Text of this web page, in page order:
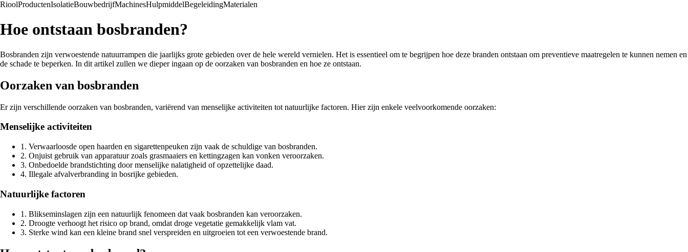
RioolProductenIsolatieBouwbedrijfMachinesHulpmiddelBegeleidingMaterialen
Hoe ontstaan bosbranden?
Bosbranden zijn verwoestende natuurrampen die jaarlijks grote gebieden over de hele wereld vernielen. Het is essentieel om te begrijpen hoe deze branden ontstaan om preventieve maatregelen te kunnen nemen en
de schade te beperken. In dit artikel zullen we dieper ingaan op de oorzaken van bosbranden en hoe ze ontstaan.
Oorzaken van bosbranden
Er zijn verschillende oorzaken van bosbranden, variërend van menselijke activiteiten tot natuurlijke factoren. Hier zijn enkele veelvoorkomende oorzaken:
Menselijke activiteiten
1. Verwaarloosde open haarden en sigarettenpeuken zijn vaak de schuldige van bosbranden.
2. Onjuist gebruik van apparatuur zoals grasmaaiers en kettingzagen kan vonken veroorzaken.
3. Onbedoelde brandstichting door menselijke nalatigheid of opzettelijke daad.
4. Illegale afvalverbranding in bosrijke gebieden.
Natuurlijke factoren
1. Blikseminslagen zijn een natuurlijk fenomeen dat vaak bosbranden kan veroorzaken.
2. Droogte verhoogt het risico op brand, omdat droge vegetatie gemakkelijk vlam vat.
3. Sterke wind kan een kleine brand snel verspreiden en uitgroeien tot een verwoestende brand.